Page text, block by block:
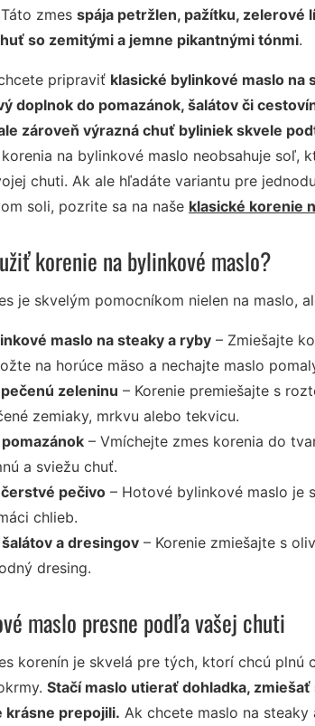
zmes spája petržlen, pažítku, zelerové
so zemitými a jemne pikantnými tónmi.
pripraviť klasické bylinkové maslo na
doplnok do pomazánok, šalátov či
zároveň výrazná chuť byliniek skvele
na bylinkové maslo neobsahuje soľ,
chuti. Ak ale hľadáte variantu pre
soli, pozrite sa na naše klasické korenie
korenie na bylinkové maslo?
je skvelým pomocníkom nielen na maslo,
maslo na steaky a ryby – Zmiešajte
na horúce mäso a nechajte maslo
pečenú zeleninu – Korenie premiešajte s
zemiaky, mrkvu alebo tekvicu.
pomazánok – Vmíchejte zmes korenia do
a sviežu chuť.
čerstvé pečivo – Hotové bylinkové maslo je
chlieb.
šalátov a dresingov – Korenie zmiešajte s
dresing.
maslo presne podľa vašej chuti
korenín je skvelá pre tých, ktorí chcú plnú
Stačí maslo utierať dohladka,
krásne prepojili. Ak chcete maslo na